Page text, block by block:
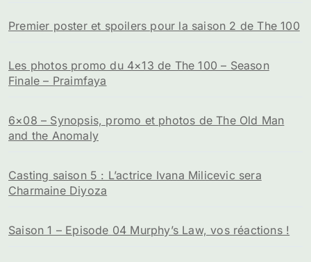
Premier poster et spoilers pour la saison 2 de The 100
Les photos promo du 4×13 de The 100 – Season
Finale – Praimfaya
6×08 – Synopsis, promo et photos de The Old Man
and the Anomaly
Casting saison 5 : L’actrice Ivana Milicevic sera
Charmaine Diyoza
Saison 1 – Episode 04 Murphy’s Law, vos réactions !